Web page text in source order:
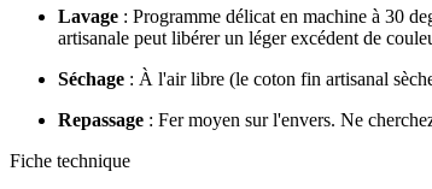
Lavage : Programme délicat en machine à 30
artisanale peut libérer un léger excédent de
Séchage : À l'air libre (le coton fin artisanal
Repassage : Fer moyen sur l'envers. Ne
Fiche technique